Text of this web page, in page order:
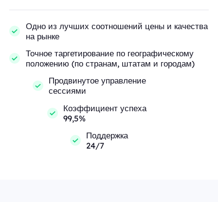
Одно из лучших соотношений цены и качества
на рынке
Точное таргетирование по географическому
положению (по странам, штатам и городам)
Продвинутое управление
сессиями
Коэффициент успеха
99,5%
Поддержка
24/7